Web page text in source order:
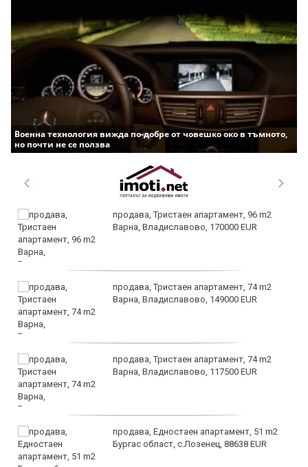
Военна технология вижда по-добре от човешко око в тъмното,
но почти не се ползва
продава, Тристаен апартамент, 96 m2
Варна, Владиславово, 170000 EUR
продава, Тристаен апартамент, 74 m2
Варна, Владиславово, 149000 EUR
продава, Тристаен апартамент, 74 m2
Варна, Владиславово, 117500 EUR
продава, Едностаен апартамент, 51 m2
Бургас област, с.Лозенец, 88638 EUR